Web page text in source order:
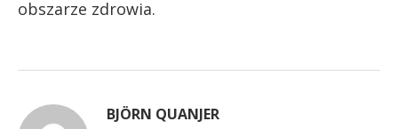
obszarze zdrowia.
BJÖRN QUANJER